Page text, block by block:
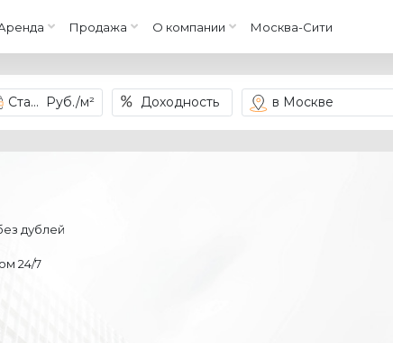
Продажа О компании Москва-Сити
Ставка Руб./м² Доходность в Москве
дублей
24/7